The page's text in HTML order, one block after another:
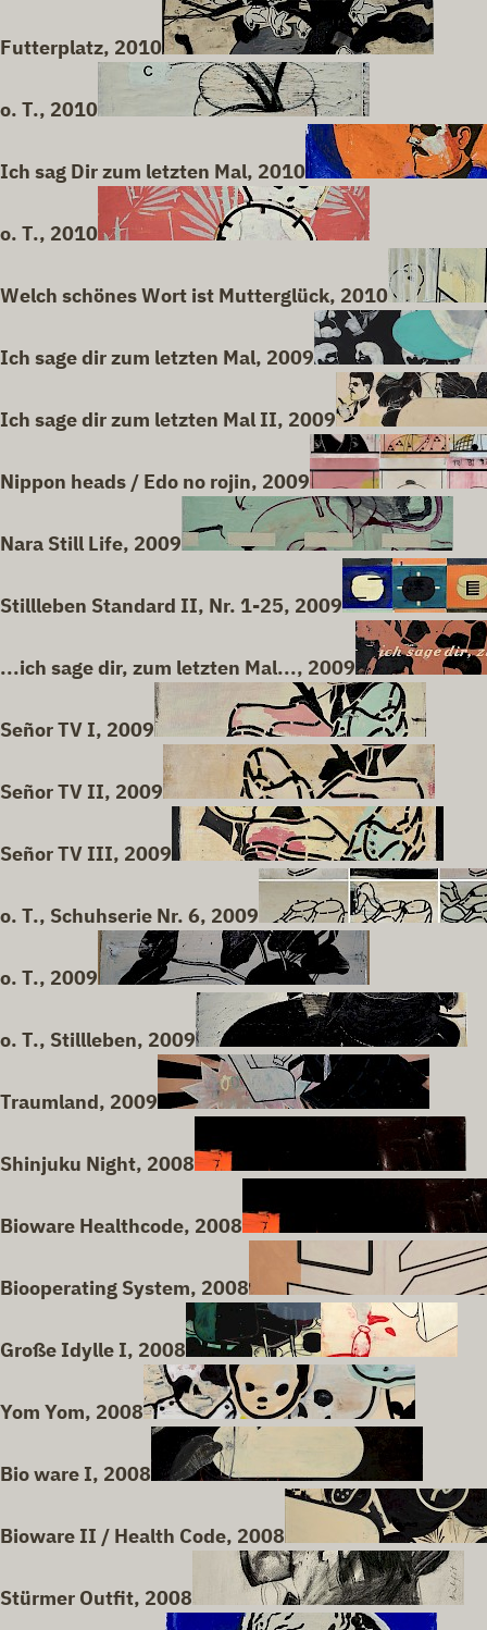
Futterplatz, 2010
o. T., 2010
Ich sag Dir zum letzten Mal, 2010
o. T., 2010
Welch schönes Wort ist Mutterglück, 2010
Ich sage dir zum letzten Mal, 2009
Ich sage dir zum letzten Mal II, 2009
Nippon heads / Edo no rojin, 2009
Nara Still Life, 2009
Stillleben Standard II, Nr. 1-25, 2009
...ich sage dir, zum letzten Mal..., 2009
Señor TV I, 2009
Señor TV II, 2009
Señor TV III, 2009
o. T., Schuhserie Nr. 6, 2009
o. T., 2009
o. T., Stillleben, 2009
Traumland, 2009
Shinjuku Night, 2008
Bioware Healthcode, 2008
Biooperating System, 2008
Große Idylle I, 2008
Yom Yom, 2008
Bio ware I, 2008
Bioware II / Health Code, 2008
Stürmer Outfit, 2008